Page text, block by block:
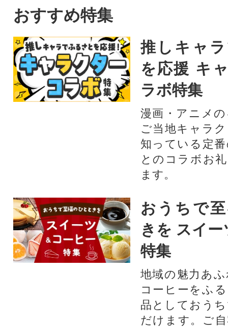
おすすめ特集
推しキャ
を応援 キ
ラボ特集
漫画・アニメ
ご当地キャラ
知っている定
とのコラボお
ます。​
おうちで
きを スイ
特集
地域の魅力あ
コーヒーをふ
品としておう
だけます。ご